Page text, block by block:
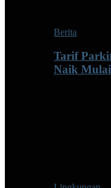
Berita
Tarif
Naik Mulai